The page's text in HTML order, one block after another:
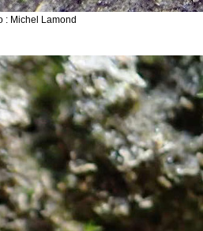
: Michel Lamond